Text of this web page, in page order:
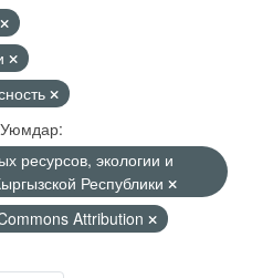
Уюмдар:
ресурсов, экологии и
Республики
Attribution